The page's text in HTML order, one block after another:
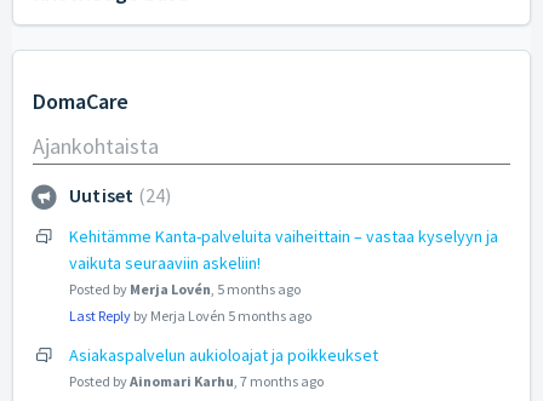
DomaCare
Ajankohtaista
Uutiset 24
Kehitämme Kanta-palveluita vaiheittain – vastaa kyselyyn ja
vaikuta seuraaviin askeliin!
Posted by Merja Lovén 5 months ago
Last Reply by Merja Lovén 5 months ago
Asiakaspalvelun aukioloajat ja poikkeukset
Posted byAinomari Karhu 7 months ago